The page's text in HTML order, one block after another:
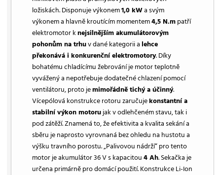
ložiskách. Disponuje výkonem1,0 kWa svým
výkonem a hlavně kroutícím momentem4,5 N.mpatří
elektromotor knejsilnějším akumulátorovým
pohonům na trhuv dané kategorii alehce
překonává i konkurenční elektromotory. Díky
bohatému chladícímu žebrování je motor teplotně
vyvážený a nepotřebuje dodatečné chlazení pomocí
ventilátoru, proto jemimořádně tichý a účinný.
Vícepólová konstrukce rotoru zaručujekonstantní a
stabilní výkon motorujak v odlehčeném stavu, tak i
pod zátěží. Znamená to, že efektivita a kvalita sekání a
sběru je naprosto vyrovnaná bez ohledu na hustotu a
výšku travního porostu. „Palivovou nádrží“ pro tento
motor je akumulátor 36 V s kapacitou4 Ah. Sekačka je
určena primárně pro domácí použití. Konstrukce Li-Ion